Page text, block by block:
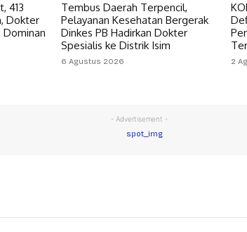
413
Dokter
Dominan
Tembus Daerah Terpencil,
Pelayanan Kesehatan Bergerak
Dinkes PB Hadirkan Dokter
Spesialis ke Distrik Isim
6 Agustus 2026 2
- Advertisement -